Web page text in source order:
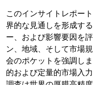
このインサイトレポー
界的な見通しを形成す
ー、および影響要因を
ン、地域、そして市場
会のポケットを強調し
的および定量的市場入